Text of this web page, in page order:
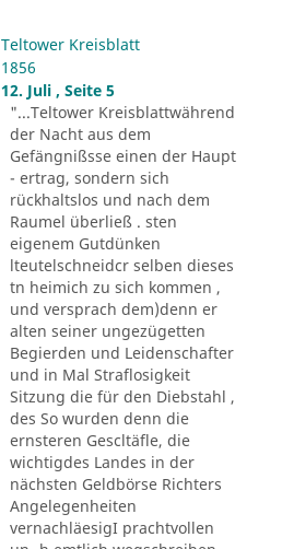
Teltower Kreisblatt
1856
12. Juli , Seite 5
"...Teltower Kreisblattwährend
der Nacht aus dem
Gefängnißsse einen der Haupt
- ertrag, sondern sich
rückhaltslos und nach dem
Raumel überließ . sten
eigenem Gutdünken
lteutelschneidcr selben dieses
tn heimich zu sich kommen ,
und versprach dem)denn er
alten seiner ungezügetten
Begierden und Leidenschafter
und in Mal Straflosigkeit
Sitzung die für den Diebstahl ,
des So wurden denn die
ernsteren Gescltäfle, die
wichtigdes Landes in der
nächsten Geldbörse Richters
Angelegenheiten
vernachläesigI prachtvollen